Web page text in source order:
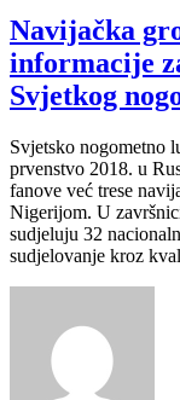
Navijačka
informacije
Svjetkog
Svjetsko nogometno
prvenstvo 2018. u
fanove već trese
Nigerijom. U
sudjeluju 32
sudjelovanje kroz